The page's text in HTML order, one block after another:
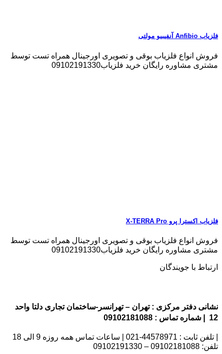
فلزیاب Anfibio آنفیبیو مولتی
فروش انواع فلزیاب بوقی و تصویری اورجینال همراه تست توسط
مشتری مشاوره رایگان خرید فلزیاب09102191330
فلزیاب اکسترا پرو X-TERRA Pro
فروش انواع فلزیاب بوقی و تصویری اورجینال همراه تست توسط
مشتری مشاوره رایگان خرید فلزیاب09102191330
ارتباط با جویندگان
نشانی دفتر مرکزی : تهران – تهرانسر-ساختمان تجاری دلتا واحد
12 | شماره تماس : 09102181088
| تلفن ثابت : 44578971-021 | ساعات تماس همه روزه 9 الی 18
تلفن: 09102181088 – 09102191330